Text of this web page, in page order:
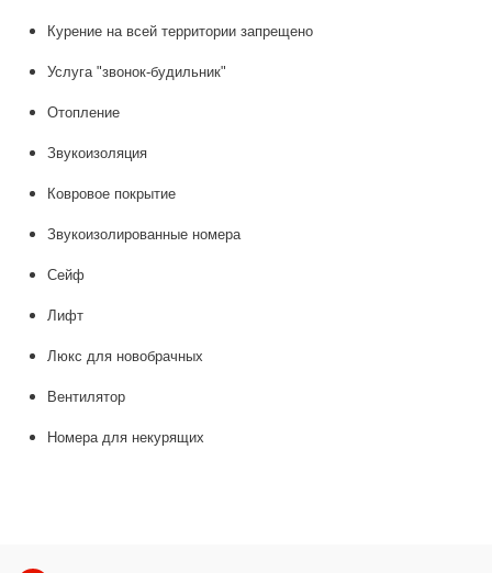
Курение на всей территории запрещено
Услуга "звонок-будильник"
Отопление
Звукоизоляция
Ковровое покрытие
Звукоизолированные номера
Сейф
Лифт
Люкс для новобрачных
Вентилятор
Номера для некурящих